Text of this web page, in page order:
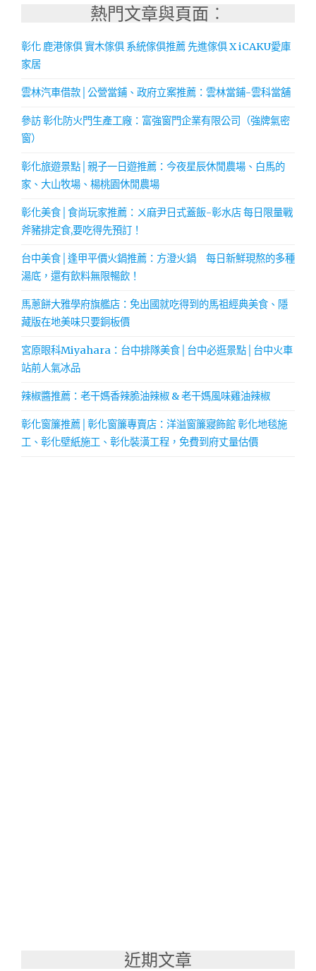
熱門文章與頁面︰
彰化 鹿港傢俱 實木傢俱 系統傢俱推薦 先進傢俱 X iCAKU愛庫
家居
雲林汽車借款│公營當鋪、政府立案推薦：雲林當鋪-雲科當舖
參訪 彰化防火門生產工廠：富強窗門企業有限公司（強牌氣密
窗）
彰化旅遊景點│親子一日遊推薦：今夜星辰休閒農場、白馬的
家、大山牧場、楊桃園休閒農場
彰化美食│食尚玩家推薦：ㄨ麻尹日式蓋飯-彰水店 每日限量戰
斧豬排定食,要吃得先預訂！
台中美食│逢甲平價火鍋推薦：方澄火鍋 每日新鮮現熬的多種
湯底，還有飲料無限暢飲！
馬蔥餅大雅學府旗艦店：免出國就吃得到的馬祖經典美食、隱
藏版在地美味只要銅板價
宮原眼科Miyahara：台中排隊美食│台中必逛景點│台中火車
站前人氣冰品
辣椒醬推薦：老干媽香辣脆油辣椒 & 老干媽風味雞油辣椒
彰化窗簾推薦│彰化窗簾專賣店：洋溢窗簾寢飾館 彰化地毯施
工、彰化壁紙施工、彰化裝潢工程，免費到府丈量估價
近期文章